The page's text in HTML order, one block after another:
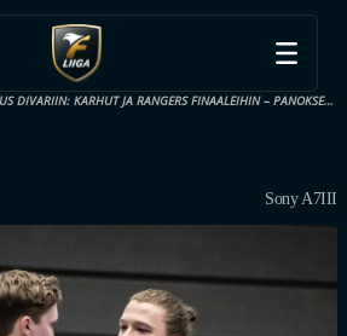
KURKKAUS DIVARIIN: KARHUT JA RANGERS FINAALEIHIN – PANOKSENA SUORA NOUSU F-LIIGAAN
Sony A7III